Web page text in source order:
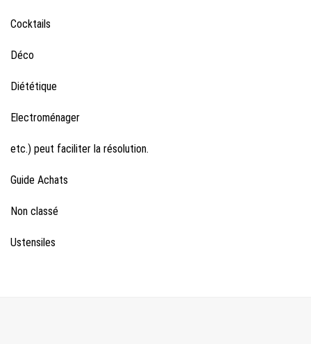
Cocktails
Déco
Diététique
Electroménager
etc.) peut faciliter la résolution.
Guide Achats
Non classé
Ustensiles